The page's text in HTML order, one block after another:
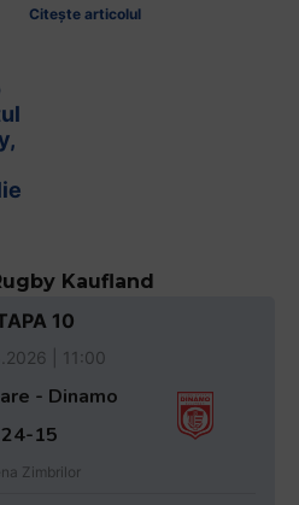
Citește articolul
Kaufland
10
| 11:00
- Dinamo
24-15
Zimbrilor